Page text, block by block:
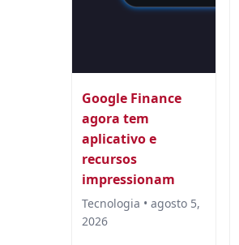
Google Finance
agora tem
aplicativo e
recursos
impressionam
Tecnologia • agosto 5,
2026